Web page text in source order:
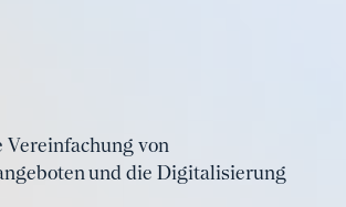
Vereinfachung von
und die Digitalisierung